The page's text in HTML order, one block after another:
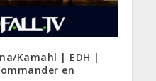
Kamahl | EDH |
en